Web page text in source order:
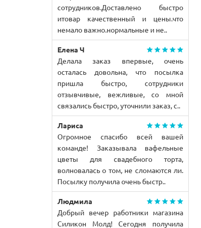
сотрудников.Доставлено быстро
итовар качественный и цены.что
немало важно.нормальные и не..
Елена Ч
Делала заказ впервые, очень
осталась довольна, что посылка
пришла быстро, сотрудники
отзывчивые, вежливые, со мной
связались быстро, уточнили заказ, с..
Лариса
Огромное спасибо всей вашей
команде! Заказывала вафельные
цветы для свадебного торта,
волновалась о том, не сломаются ли.
Посылку получила очень быстр..
Людмила
Добрый вечер работники магазина
Силикон Молд! Сегодня получила